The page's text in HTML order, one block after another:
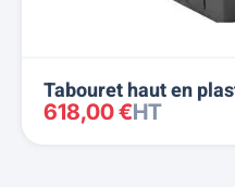
Tabouret haut en
618,00 €HT